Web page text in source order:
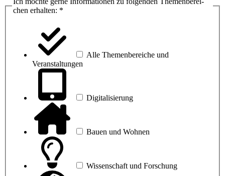
chen erhal­ten: *
Alle The­men­be­rei­che und
Veranstaltungen
Digi­ta­li­sie­rung
Bau­en und Wohnen
Wis­sen­schaft und Forschung